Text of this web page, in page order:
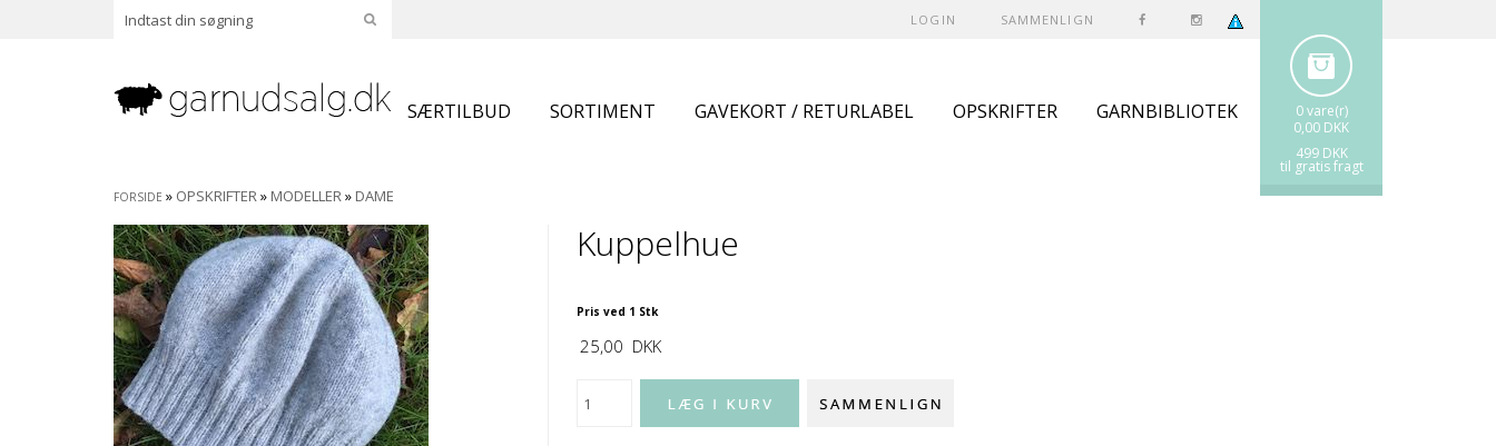
LOGIN SAMMENLIGN
0 vare(r)
0,00 DKK
499 DKK
til gratis fragt
SÆRTILBUD SORTIMENT GAVEKORT / RETURLABEL OPSKRIFTER GARNBIBLIOTEK
FORSIDE » OPSKRIFTER» MODELLER» DAME
Kuppelhue
Pris ved 1 Stk
25,00 DKK